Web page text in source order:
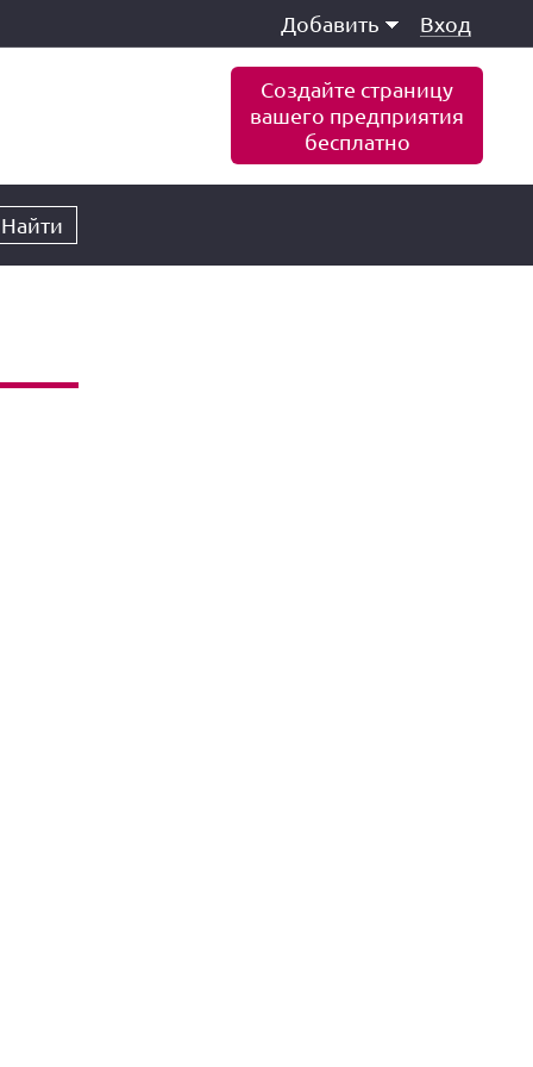
Добавить Вход
Создайте страницу
вашего предприятия
бесплатно
Найти